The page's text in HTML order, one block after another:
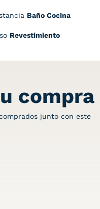
Baño Cocina
Revestimiento
compra
junto con este